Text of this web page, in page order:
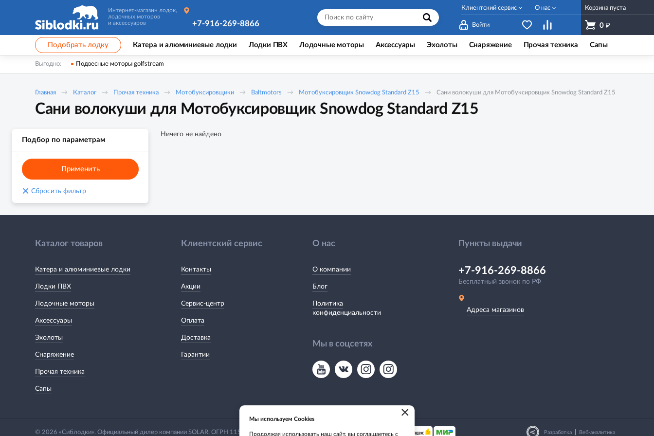
Интернет-магазин лодок,
лодочных моторов
и аксессуаров
Войти
Корзина пуста
0 ₽
+7-916-269-8866
Клиентский сервис О нас
Подобрать лодку Катера и алюминиевые лодки Лодки ПВХ Лодочные моторы Аксессуары Эхолоты Снаряжение Прочая техника Сапы
Выгодно: Подвесные моторы golfstream
Главная Каталог Прочая техника Мотобуксировщики Baltmotors Мотобуксировщик Snowdog Standard Z15 Сани волокуши для Мотобуксировщик Snowdog Standard Z15
Сани волокуши для Мотобуксировщик Snowdog Standard Z15
Подбор по параметрам
Применить
× Сбросить фильтр
Ничего не найдено
Каталог товаров
Катера и алюминиевые лодки
Лодки ПВХ
Лодочные моторы
Аксессуары
Эхолоты
Снаряжение
Прочая техника
Сапы
Клиентский сервис
Контакты
Акции
Сервис-центр
Оплата
Доставка
Гарантии
О нас
О компании
Блог
Политика
конфиденциальности
Мы в соцсетях
Пункты выдачи
+7-916-269-8866
Бесплатный звонок по РФ
Адреса магазинов
© 2026 «Сиблодки». Официальный дилер компании SOLAR. ОГРН 1155476135649 Мы принимаем: Разработка Веб-аналитика
×
Мы используем Cookies
Продолжая использовать наш сайт, вы соглашаетесь с